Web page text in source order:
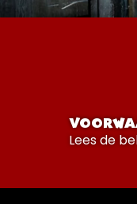
Lees de